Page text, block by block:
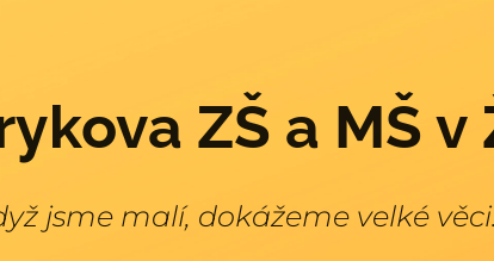
ZŠ a MŠ v
jsme malí, dokážeme velké